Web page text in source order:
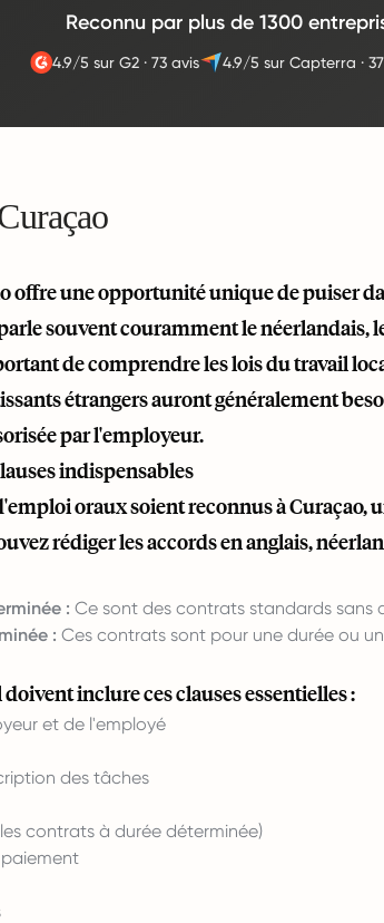
Reconnu par plus de 1300
4.9/5 sur G2 ·73 avis 4.9/5 sur Capterra ·
offre une opportunité unique de puiser
souvent couramment le néerlandais,
de comprendre les lois du travail
étrangers auront généralement
par l'employeur.
indispensables
oraux soient reconnus à
rédiger les accords en anglais,
: Ce sont des contrats standards sans
: Ces contrats sont pour une durée ou
inclure ces clauses essentielles :
et de l'employé
des tâches
contrats à durée déterminée)